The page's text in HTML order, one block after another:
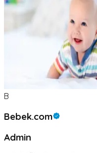
B
Bebek.com
Admin